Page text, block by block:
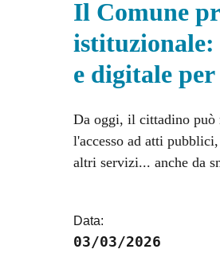
Il Comune
istituzionale:
e digitale
Da oggi, il cittadino può
l'accesso ad atti
altri servizi... anche da
Data:
03/03/2026